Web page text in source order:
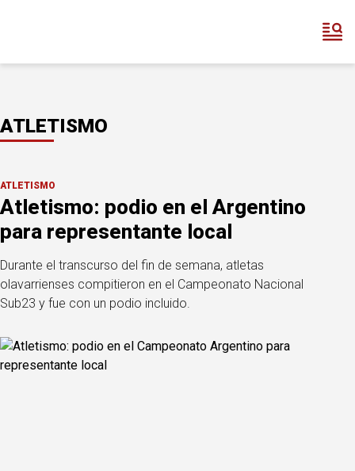
ATLETISMO
ATLETISMO
Atletismo: podio en el Argentino
para representante local
Durante el transcurso del fin de semana, atletas
olavarrienses compitieron en el Campeonato Nacional
Sub23 y fue con un podio incluido.